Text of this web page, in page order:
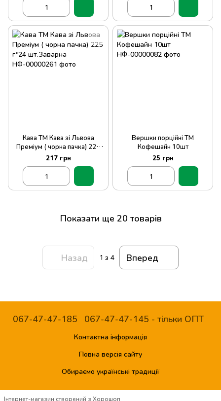
Кава ТМ Кава зі Львова
Преміум ( чорна пачка) 225
г*24 шт.Заварна
217 грн
Вершки порційні ТМ
Кофешайн 10шт
25 грн
Показати ще 20 товарів
Назад 1 з 4 Вперед
067-47-47-185 067-47-47-145 - тільки ОПТ
Контактна інформація
Повна версія сайту
Обираємо українські традиції
Інтернет-магазин створений з Хорошоп